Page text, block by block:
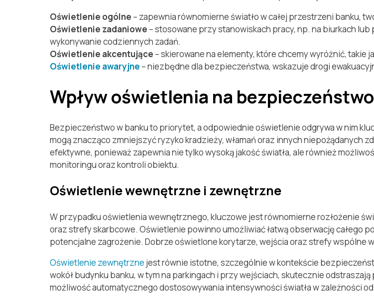
Oświetlenie ogólne – zapewnia równomierne światło w całej przestrzeni banku,
Oświetlenie zadaniowe – stosowane przy stanowiskach pracy, np. na biurkach
wykonywanie codziennych zadań.
Oświetlenie akcentujące – skierowane na elementy, które chcemy wyróżnić,
Oświetlenie awaryjne – niezbędne dla bezpieczeństwa, wskazuje drogi
Wpływ oświetlenia na
Bezpieczeństwo w banku to priorytet, a odpowiednie oświetlenie odgrywa w nim
mogą znacząco zmniejszyć ryzyko kradzieży, włamań oraz innych niepożądanych
efektywne, ponieważ zapewnia nie tylko wysoką jakość światła, ale również
monitoringu oraz kontroli obiektu.
Oświetlenie wewnętrzne i zewnętrzne
W przypadku oświetlenia wewnętrznego, kluczowe jest równomierne rozłożenie
oraz strefy skarbcowe. Oświetlenie powinno umożliwiać łatwą obserwację całego
potencjalne zagrożenie. Dobrze oświetlone korytarze, wejścia oraz strefy wspólne
Oświetlenie zewnętrzne jest równie istotne, szczególnie w kontekście
wokół budynku banku, w tym na parkingach i przy wejściach, skutecznie
możliwość automatycznego dostosowywania intensywności światła w zależności